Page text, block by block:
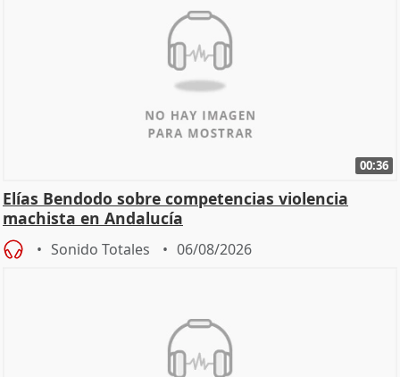
00:36
Elías Bendodo sobre competencias violencia
machista en Andalucía
Sonido Totales 06/08/2026